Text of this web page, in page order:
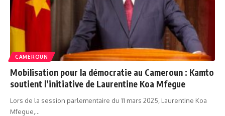
CAMEROUN
Mobilisation pour la démocratie au Cameroun : Kamto
soutient l’initiative de Laurentine Koa Mfegue
Lors de la session parlementaire du 11 mars 2025, Laurentine Koa
Mfegue,…